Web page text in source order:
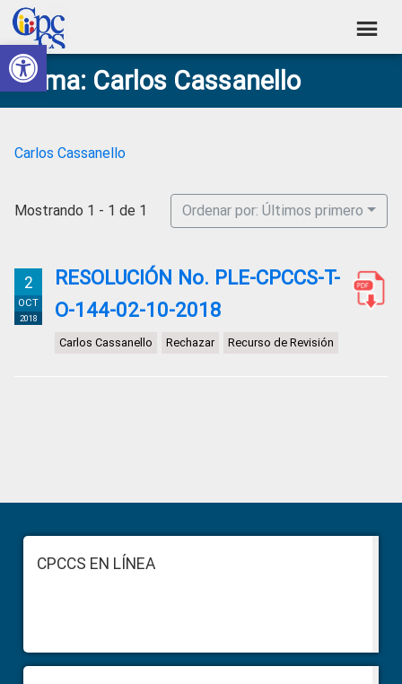
Abrir barra de herramientas
Skip
to
primary
navigation
Skip
to
main
content
Skip
to
primary
sidebar
Skip
to
footer
Consejo
de
Ciudadana
Control
Construyendo
Poder
Ciudadano
Tema: Carlos Cassanello
Carlos Cassanello
Mostrando 1 - 1 de 1 Ordenar por: Últimos primero
2
OCT
2018
RESOLUCIÓN No. PLE-CPCCS-T-
O-144-02-10-2018
Carlos Cassanello Rechazar Recurso de Revisión
Sidebar
FooterCPCCS EN LÍNEA